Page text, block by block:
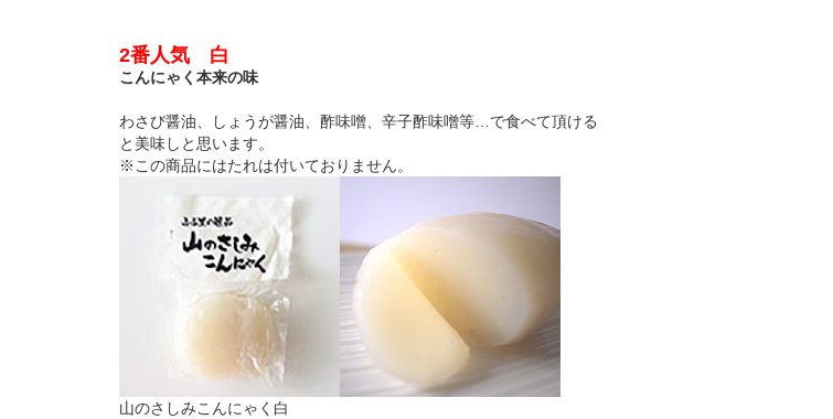
2番人気 白
こんにゃく本来の味
わさび醤油、しょうが醤油、酢味噌、辛子酢味噌等…で食べて頂ける
と美味しと思います。
※この商品にはたれは付いておりません。
山のさしみこんにゃく白